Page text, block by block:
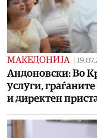
МАКЕДОНИЈА |
Андоновски: Во
услуги,
и директен